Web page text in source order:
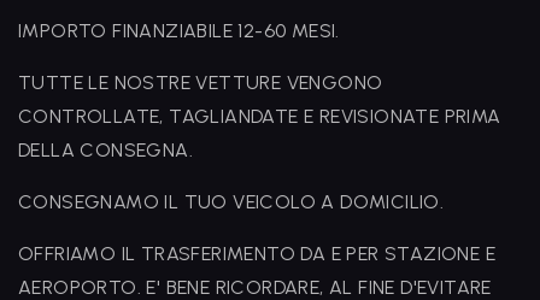
IMPORTO FINANZIABILE 12-60 MESI.
TUTTE LE NOSTRE VETTURE VENGONO
CONTROLLATE, TAGLIANDATE E REVISIONATE PRIMA
DELLA CONSEGNA.
CONSEGNAMO IL TUO VEICOLO A DOMICILIO.
OFFRIAMO IL TRASFERIMENTO DA E PER STAZIONE E
AEROPORTO. E' BENE RICORDARE, AL FINE D'EVITARE